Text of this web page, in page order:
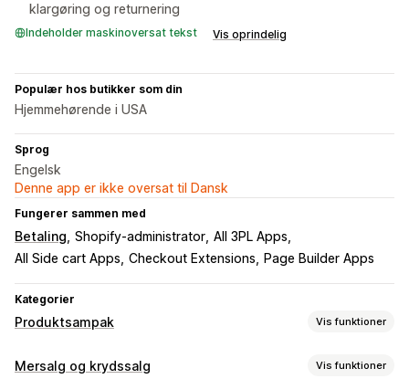
klargøring og returnering
Indeholder maskinoversat tekst Vis oprindelig
Populær hos butikker som din
Hjemmehørende i USA
Sprog
Engelsk
Denne app er ikke oversat til Dansk
Fungerer sammen med
Betaling Shopify-administrator All 3PL Apps
All Side cart Apps Checkout Extensions Page Builder Apps
Kategorier
Produktsampak Vis funktioner
Pakketyper
Mersalg og krydssalg Vis funktioner